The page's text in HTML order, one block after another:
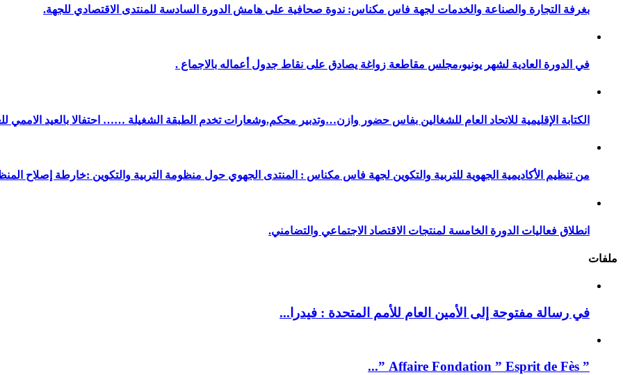
بغرفة التجارة والصناعة والخدمات لجهة فاس مكناس: ندوة صحافية على هامش الدورة السادسة للمنتدى الاقتصادي للجهة.
في الدورة العادية لشهر يونيو،مجلس مقاطعة زواغة يصادق على نقاط جدول أعماله بالاجماع .
الكتابة الإقليمية للاتحاد العام للشغالين بفاس حضور وازن…وتدبير محكم.وشعارات تخدم الطبقة الشغيلة …… احتفالا بالعيد الاممي
من تنظيم الأكاديمية الجهوية للتربية والتكوين لجهة فاس مكناس : المنتدى الجهوي حول منظومة التربية والتكوين :خارطة إصلاح
انطلاق فعاليات الدورة الخامسة لمنتجات الاقتصاد الاجتماعي والتضامني.
ملفات
في رسالة مفتوحة إلى الأمين العام للأمم المتحدة : فيدرا...
” Affaire Fondation ” Esprit de Fès ”...